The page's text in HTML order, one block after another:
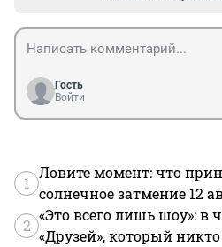
Гость
Войти
1
Ловите момент: что
солнечное затмение 12
2
«Это всего лишь шоу»: в
«Друзей», который